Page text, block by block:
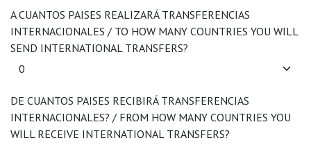
A CUANTOS PAISES REALIZARÁ TRANSFERENCIAS
INTERNACIONALES / TO HOW MANY COUNTRIES YOU WILL
SEND INTERNATIONAL TRANSFERS?
DE CUANTOS PAISES RECIBIRÁ TRANSFERENCIAS
INTERNACIONALES? / FROM HOW MANY COUNTRIES YOU
WILL RECEIVE INTERNATIONAL TRANSFERS?